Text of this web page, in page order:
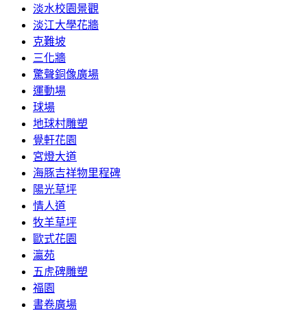
淡水校園景觀
淡江大學花牆
克難坡
三化牆
驚聲銅像廣場
運動場
球場
地球村雕塑
覺軒花園
宮燈大道
海豚吉祥物里程碑
陽光草坪
情人道
牧羊草坪
歐式花園
瀛苑
五虎碑雕塑
福園
書卷廣場